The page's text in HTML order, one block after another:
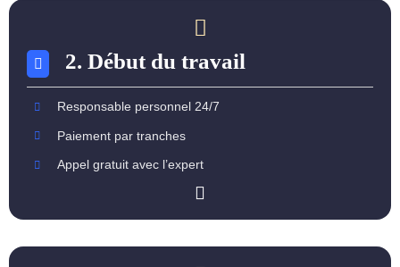
2. Début du travail
Responsable personnel 24/7
Paiement par tranches
Appel gratuit avec l’expert